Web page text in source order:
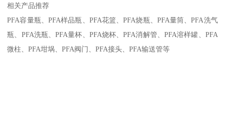
相关产品推荐
PFA容量瓶、PFA样品瓶、PFA花篮、PFA烧瓶、PFA量筒、PFA洗气
瓶、PFA洗瓶、PFA量杯、PFA烧杯、PFA消解管、PFA溶样罐、PFA
微柱、PFA坩埚、PFA阀门、PFA接头、PFA输送管等